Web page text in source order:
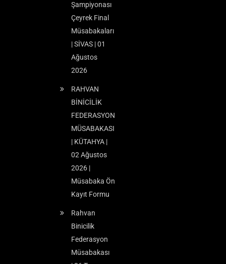
Şampiyonası
Çeyrek Final
Müsabakaları
| SİVAS | 01
Ağustos
2026
RAHVAN
BİNİCİLİK
FEDERASYON
MÜSABAKASI
| KÜTAHYA |
02 Ağustos
2026 |
Müsabaka Ön
Kayıt Formu
Rahvan
Binicilik
Federasyon
Müsabakası